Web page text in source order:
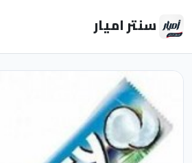
سنتر اميار